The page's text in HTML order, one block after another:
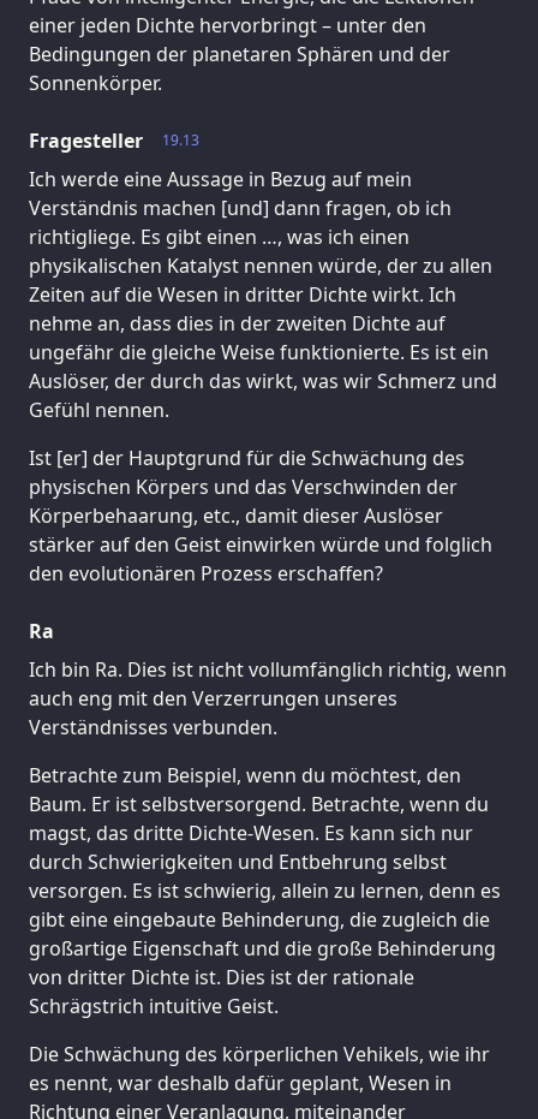
einer jeden Dichte hervorbringt – unter den
Bedingungen der planetaren Sphären und der
Sonnenkörper.
19.13
Fragesteller
Ich werde eine Aussage in Bezug auf mein
Verständnis machen [und] dann fragen, ob ich
richtigliege. Es gibt einen …, was ich einen
physikalischen Katalyst nennen würde, der zu allen
Zeiten auf die Wesen in dritter Dichte wirkt. Ich
nehme an, dass dies in der zweiten Dichte auf
ungefähr die gleiche Weise funktionierte. Es ist ein
Auslöser, der durch das wirkt, was wir Schmerz und
Gefühl nennen.
Ist [er] der Hauptgrund für die Schwächung des
physischen Körpers und das Verschwinden der
Körperbehaarung, etc., damit dieser Auslöser
stärker auf den Geist einwirken würde und folglich
den evolutionären Prozess erschaffen?
Ra
Ich bin Ra. Dies ist nicht vollumfänglich richtig, wenn
auch eng mit den Verzerrungen unseres
Verständnisses verbunden.
Betrachte zum Beispiel, wenn du möchtest, den
Baum. Er ist selbstversorgend. Betrachte, wenn du
magst, das dritte Dichte-Wesen. Es kann sich nur
durch Schwierigkeiten und Entbehrung selbst
versorgen. Es ist schwierig, allein zu lernen, denn es
gibt eine eingebaute Behinderung, die zugleich die
großartige Eigenschaft und die große Behinderung
von dritter Dichte ist. Dies ist der rationale
Schrägstrich intuitive Geist.
Die Schwächung des körperlichen Vehikels, wie ihr
es nennt, war deshalb dafür geplant, Wesen in
Richtung einer Veranlagung, miteinander